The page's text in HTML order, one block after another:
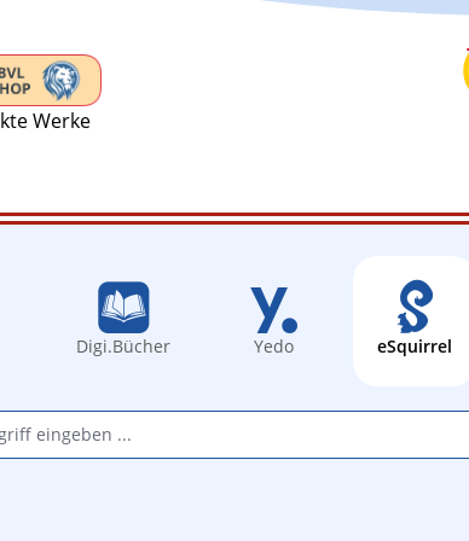
Werke
Digi.Bücher Yedo eSquirrel